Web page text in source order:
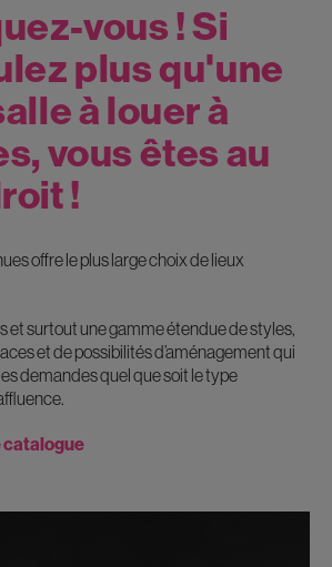
vous ! Si
plus qu'une
à louer à
vous êtes au
!
offre le plus large choix de lieux
et surtout une gamme étendue de styles,
et de possibilités d’aménagement qui
demandes quel que soit le type
catalogue